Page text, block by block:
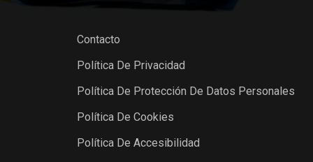
Contacto
Política De Privacidad
Política De Protección De Datos Personales
Política De Cookies
Política De Accesibilidad